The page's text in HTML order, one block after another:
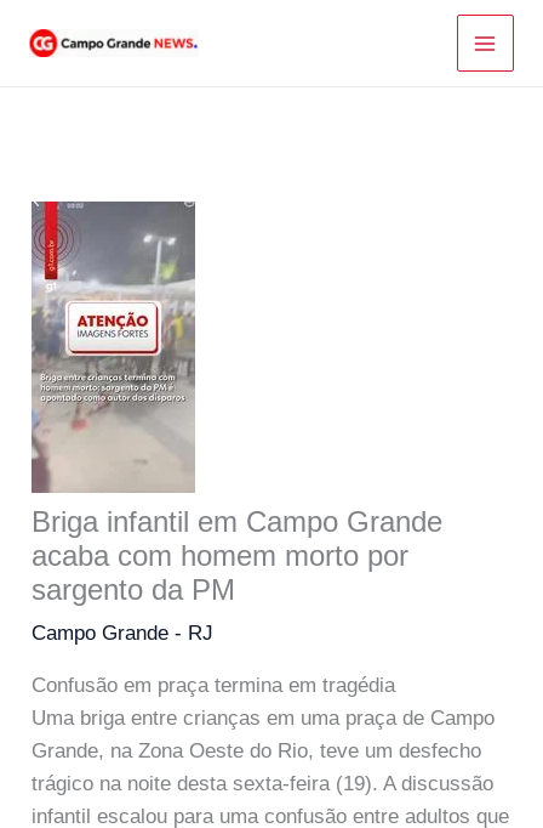
para
Briga infantil em Campo Grande
acaba com homem morto por
sargento da PM
Campo Grande - RJ
Confusão em praça termina em tragédia
Uma briga entre crianças em uma praça de Campo
Grande, na Zona Oeste do Rio, teve um desfecho
trágico na noite desta sexta-feira (19). A discussão
infantil escalou para uma confusão entre adultos que